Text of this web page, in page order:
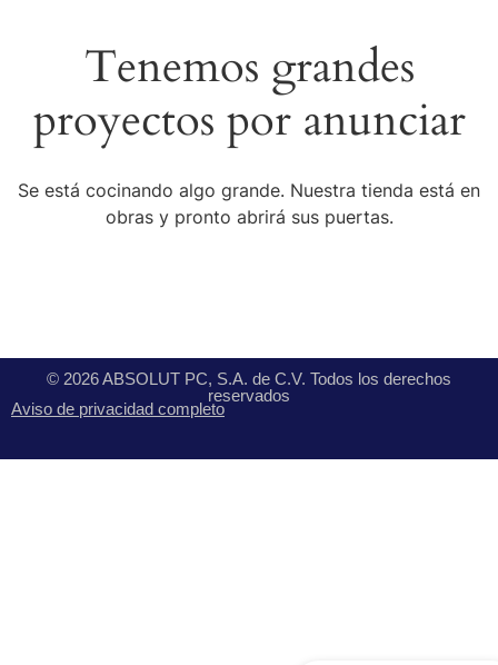
Tenemos grandes
proyectos por anunciar
Se está cocinando algo grande. Nuestra tienda está en
obras y pronto abrirá sus puertas.
© 2026 ABSOLUT PC, S.A. de C.V. Todos los derechos
reservados
Aviso de privacidad completo